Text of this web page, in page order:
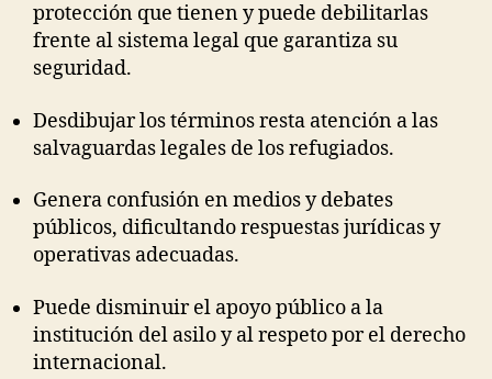
protección que tienen y puede debilitarlas
frente al sistema legal que garantiza su
seguridad.
Desdibujar los términos resta atención a las
salvaguardas legales de los refugiados.
Genera confusión en medios y debates
públicos, dificultando respuestas jurídicas y
operativas adecuadas.
Puede disminuir el apoyo público a la
institución del asilo y al respeto por el derecho
internacional.